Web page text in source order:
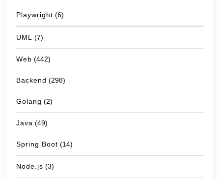
Playwright (6)
UML (7)
Web (442)
Backend (298)
Golang (2)
Java (49)
Spring Boot (14)
Node.js (3)